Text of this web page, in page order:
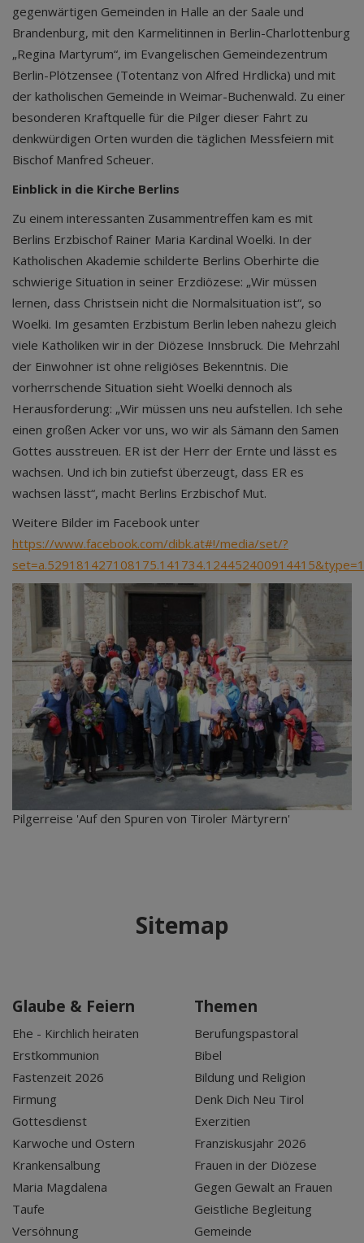
gegenwärtigen Gemeinden in Halle an der Saale und
Brandenburg, mit den Karmelitinnen in Berlin-Charlottenburg
„Regina Martyrum“, im Evangelischen Gemeindezentrum
Berlin-Plötzensee (Totentanz von Alfred Hrdlicka) und mit
der katholischen Gemeinde in Weimar-Buchenwald. Zu einer
besonderen Kraftquelle für die Pilger dieser Fahrt zu
denkwürdigen Orten wurden die täglichen Messfeiern mit
Bischof Manfred Scheuer.
Einblick in die Kirche Berlins
Zu einem interessanten Zusammentreffen kam es mit
Berlins Erzbischof Rainer Maria Kardinal Woelki. In der
Katholischen Akademie schilderte Berlins Oberhirte die
schwierige Situation in seiner Erzdiözese: „Wir müssen
lernen, dass Christsein nicht die Normalsituation ist“, so
Woelki. Im gesamten Erzbistum Berlin leben nahezu gleich
viele Katholiken wir in der Diözese Innsbruck. Die Mehrzahl
der Einwohner ist ohne religiöses Bekenntnis. Die
vorherrschende Situation sieht Woelki dennoch als
Herausforderung: „Wir müssen uns neu aufstellen. Ich sehe
einen großen Acker vor uns, wo wir als Sämann den Samen
Gottes ausstreuen. ER ist der Herr der Ernte und lässt es
wachsen. Und ich bin zutiefst überzeugt, dass ER es
wachsen lässt“, macht Berlins Erzbischof Mut.
Weitere Bilder im Facebook unter
https://www.facebook.com/dibk.at#!/media/set/?
set=a.529181427108175.141734.124452400914415&type=1
Pilgerreise 'Auf den Spuren von Tiroler Märtyrern'
Sitemap
Glaube & Feiern
Ehe - Kirchlich heiraten
Erstkommunion
Fastenzeit 2026
Firmung
Gottesdienst
Karwoche und Ostern
Krankensalbung
Maria Magdalena
Taufe
Versöhnung
Themen
Berufungspastoral
Bibel
Bildung und Religion
Denk Dich Neu Tirol
Exerzitien
Franziskusjahr 2026
Frauen in der Diözese
Gegen Gewalt an Frauen
Geistliche Begleitung
Gemeinde